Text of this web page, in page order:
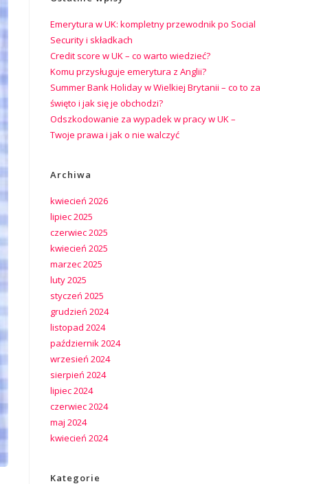
Emerytura w UK: kompletny przewodnik po Social
Security i składkach
Credit score w UK – co warto wiedzieć?
Komu przysługuje emerytura z Anglii?
Summer Bank Holiday w Wielkiej Brytanii – co to za
święto i jak się je obchodzi?
Odszkodowanie za wypadek w pracy w UK –
Twoje prawa i jak o nie walczyć
Archiwa
kwiecień 2026
lipiec 2025
czerwiec 2025
kwiecień 2025
marzec 2025
luty 2025
styczeń 2025
grudzień 2024
listopad 2024
październik 2024
wrzesień 2024
sierpień 2024
lipiec 2024
czerwiec 2024
maj 2024
kwiecień 2024
Kategorie